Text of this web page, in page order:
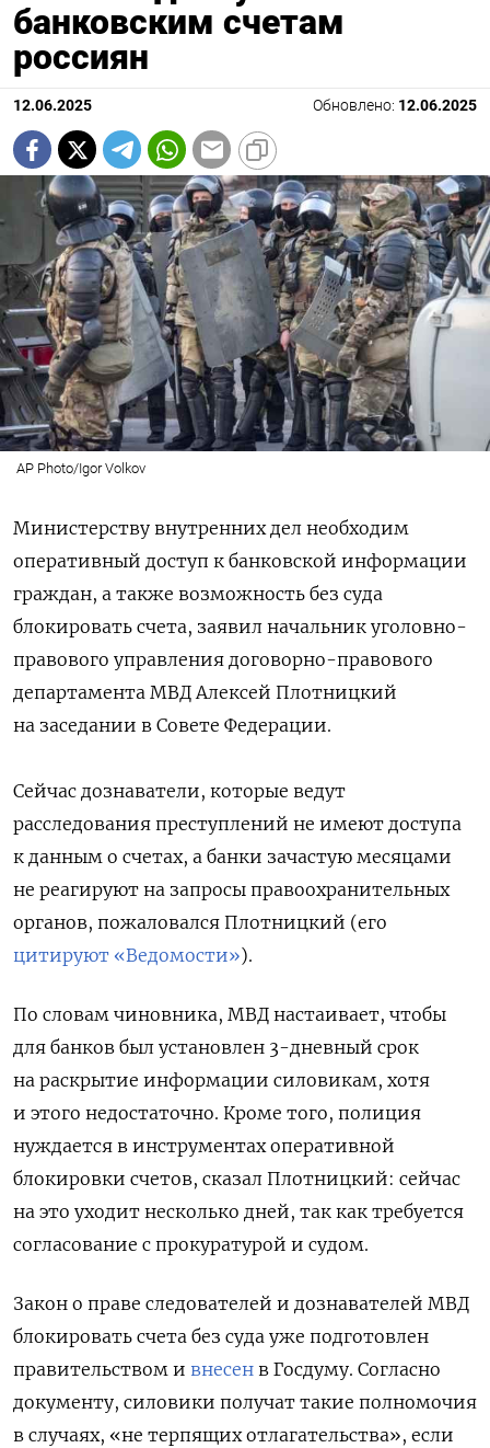
банковским счетам
россиян
12.06.2025 Обновлено: 12.06.2025
AP Photo/Igor Volkov
Министерству внутренних дел необходим
оперативный доступ к банковской информации
граждан, а также возможность без суда
блокировать счета, заявил начальник уголовно-
правового управления договорно-правового
департамента МВД Алексей Плотницкий
на заседании в Совете Федерации.
Сейчас дознаватели, которые ведут
расследования преступлений не имеют доступа
к данным о счетах, а банки зачастую месяцами
не реагируют на запросы правоохранительных
органов, пожаловался Плотницкий (его
цитируют «Ведомости»).
По словам чиновника, МВД настаивает, чтобы
для банков был установлен 3-дневный срок
на раскрытие информации силовикам, хотя
и этого недостаточно. Кроме того, полиция
нуждается в инструментах оперативной
блокировки счетов, сказал Плотницкий: сейчас
на это уходит несколько дней, так как требуется
согласование с прокуратурой и судом.
Закон о праве следователей и дознавателей МВД
блокировать счета без суда уже подготовлен
правительством и внесен в Госдуму. Согласно
документу, силовики получат такие полномочия
в случаях, «не терпящих отлагательства», если